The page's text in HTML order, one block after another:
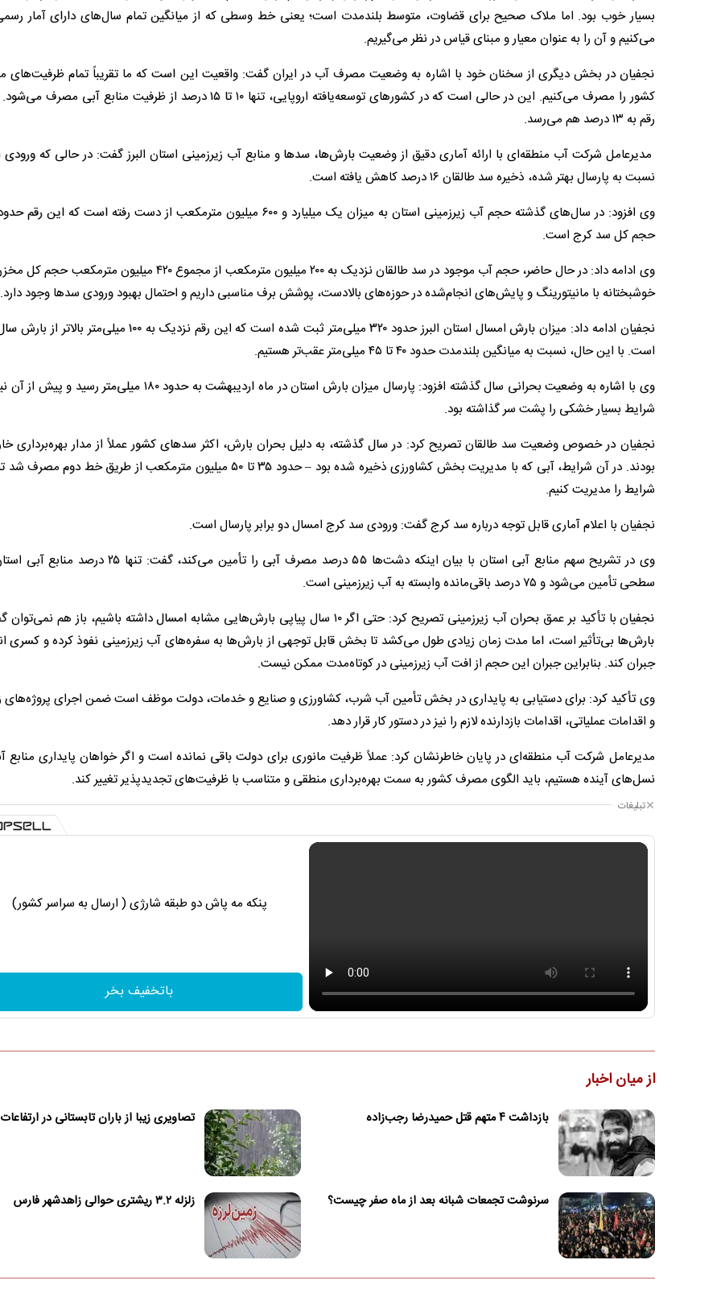
بسیار خوب بود. اما ملاک صحیح برای قضاوت، متوسط بلندمدت است؛ یعنی خط وسطی که از میانگین تمام سال‌های دارای آمار
می‌کنیم و آن را به عنوان معیار و مبنای قیاس در نظر می‌گیریم.
نجفیان در بخش دیگری از سخنان خود با اشاره به وضعیت مصرف آب در ایران گفت: واقعیت این است که ما تقریباً تمام ظرفیت‌های
کشور را مصرف می‌کنیم. این در حالی است که در کشورهای توسعه‌یافته اروپایی، تنها ۱۰ تا ۱۵ درصد از ظرفیت منابع
رقم به ۱۳ درصد هم می‌رسد.
مدیرعامل شرکت آب منطقه‌ای با ارائه آماری دقیق از وضعیت بارش‌ها، سدها و منابع آب زیرزمینی استان البرز گفت: در حالی که
نسبت به پارسال بهتر شده، ذخیره سد طالقان ۱۶ درصد کاهش یافته است.
حجم کل سد کرج است.
وی ادامه داد: در حال حاضر، حجم آب موجود در سد طالقان نزدیک به ۲۰۰ میلیون مترمکعب از مجموع ۴۲۰
خوشبختانه با مانیتورینگ و پایش‌های انجام‌شده در حوزه‌های بالادست، پوشش برف مناسبی داریم و احتمال بهبود ورودی سدها وجود دارد.
نجفیان ادامه داد: میزان بارش امسال استان البرز حدود ۳۲۰ میلی‌متر ثبت شده است که این رقم نزدیک به ۱۰۰
است. با این حال، نسبت به میانگین بلندمدت حدود ۴۰ تا ۴۵ میلی‌متر عقب‌تر هستیم.
وی با اشاره به وضعیت بحرانی سال گذشته افزود: پارسال میزان بارش استان در ماه اردیبهشت به حدود ۱۸۰
شرایط بسیار خشکی را پشت سر گذاشته بود.
نجفیان در خصوص وضعیت سد طالقان تصریح کرد: در سال گذشته، به دلیل بحران بارش، اکثر سدهای کشور عملاً از مدار بهره‌برداری
بودند. در آن شرایط، آبی که با مدیریت بخش کشاورزی ذخیره شده بود – حدود ۳۵ تا ۵۰ میلیون مترمکعب از طریق خط
شرایط را مدیریت کنیم.
نجفیان با اعلام آماری قابل توجه درباره سد کرج گفت: ورودی سد کرج امسال دو برابر پارسال است.
وی در تشریح سهم منابع آبی استان با بیان اینکه دشت‌ها ۵۵ درصد مصرف آبی را تأمین می‌کند، گفت:
سطحی تأمین می‌شود و ۷۵ درصد باقی‌مانده وابسته به آب زیرزمینی است.
نجفیان با تأکید بر عمق بحران آب زیرزمینی تصریح کرد: حتی اگر ۱۰ سال پیاپی بارش‌هایی مشابه امسال داشته باشیم، باز هم
بارش‌ها بی‌تأثیر است، اما مدت زمان زیادی طول می‌کشد تا بخش قابل توجهی از بارش‌ها به سفره‌های آب زیرزمینی نفوذ کرده و کسری
جبران کند. بنابراین جبران این حجم از افت آب زیرزمینی در کوتاه‌مدت ممکن نیست.
وی تأکید کرد: برای دستیابی به پایداری در بخش تأمین آب شرب، کشاورزی و صنایع و خدمات، دولت موظف است ضمن اجرای پروژه‌های
و اقدامات عملیاتی، اقدامات بازدارنده لازم را نیز در دستور کار قرار دهد.
مدیرعامل شرکت آب منطقه‌ای در پایان خاطرنشان کرد: عملاً ظرفیت مانوری برای دولت باقی نمانده است و اگر خواهان پایداری منابع
نسل‌های آینده هستیم، باید الگوی مصرف کشور به سمت بهره‌برداری منطقی و متناسب با ظرفیت‌های تجدیدپذیر تغییر کند.
تبلیغات
پنکه مه پاش دو طبقه شارژی ( ارسال به سراسر کشور)
باتخفیف بخر
از میان اخبار
بازداشت ۴ متهم قتل حمیدرضا رجب‌زاده تصاویری زیبا از باران تابستانی در
سرنوشت تجمعات شبانه بعد از ماه صفر چیست؟ زلزله ۳.۲ ریشتری حوالی زاهدشهر فارس